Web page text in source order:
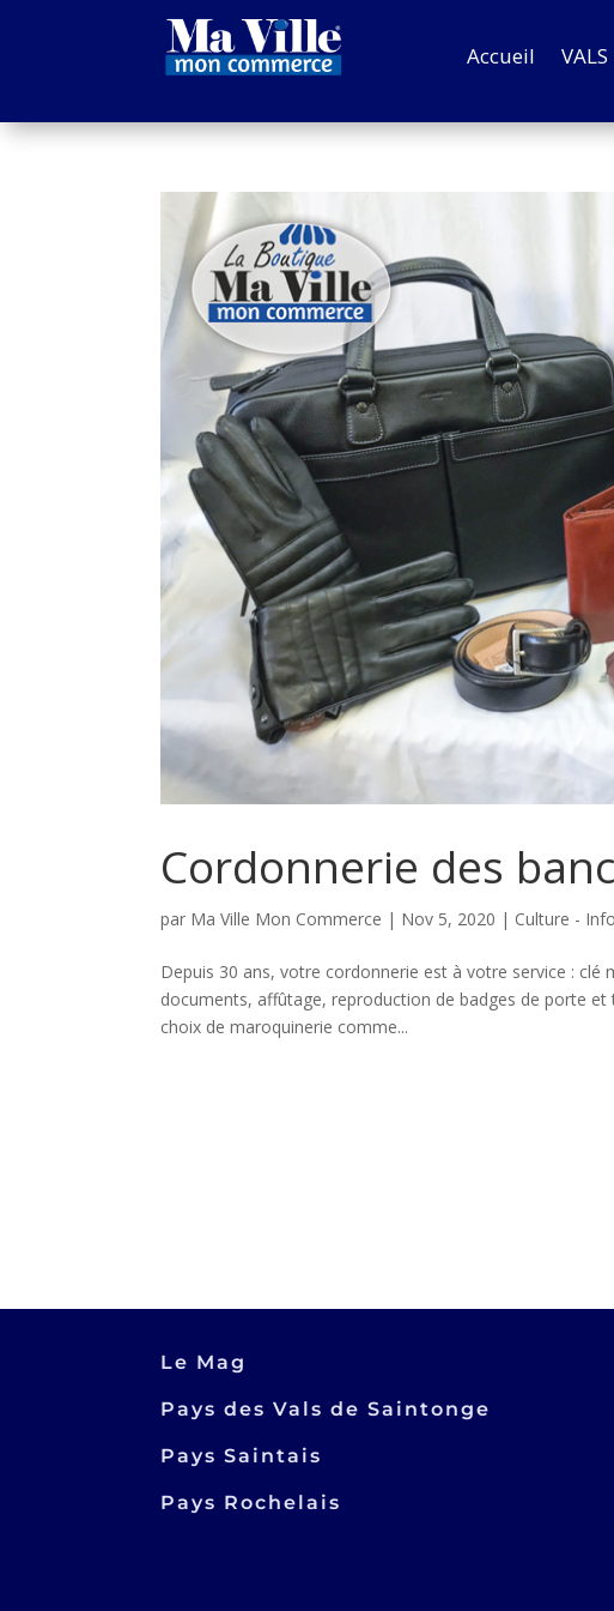
Accueil
Cordonnerie des
par Ma Ville Mon Commerce | Nov 5, 2020 | Culture -
Depuis 30 ans, votre cordonnerie est à votre service :
documents, affûtage, reproduction de badges de porte
choix de maroquinerie comme...
Le Mag
Pays des Vals de Saintonge
Pays Saintais
Pays Rochelais